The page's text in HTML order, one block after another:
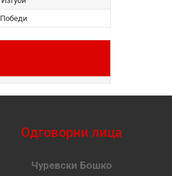
Победи
Одговорни лица
Чуревски Бошко